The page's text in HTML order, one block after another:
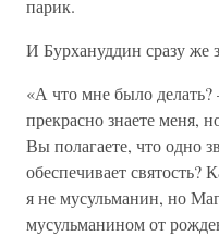
парик.
И Бурхануддин сразу же
«А что мне было
прекрасно знаете меня,
Вы полагаете, что одно
обеспечивает святость?
я не мусульманин, но
мусульманином от